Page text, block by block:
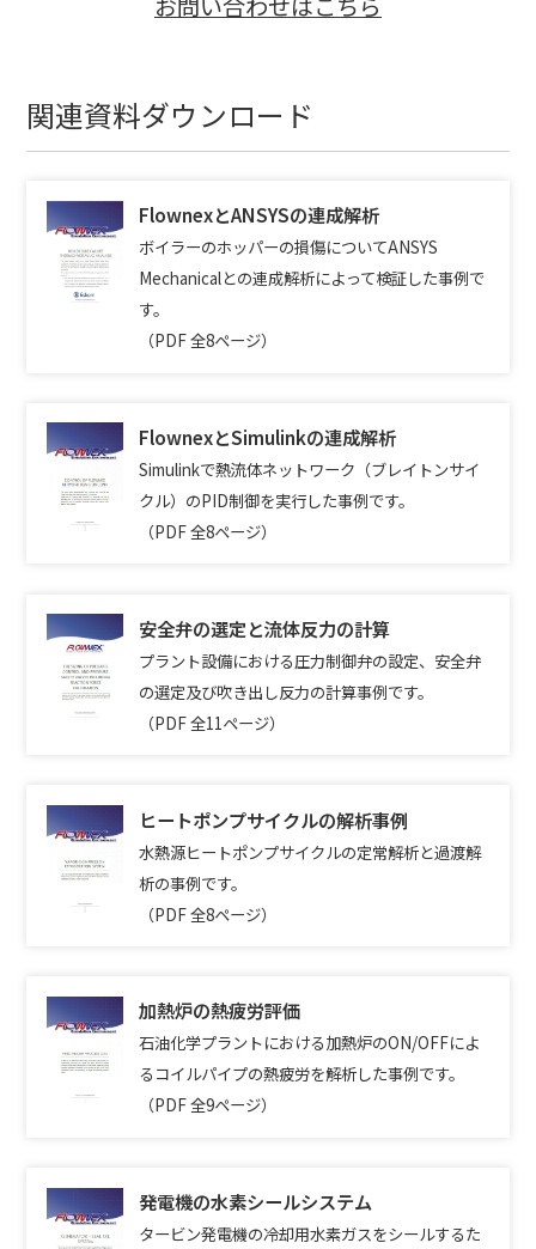
関連資料ダウンロード
FlownexとANSYSの連成解析
ボイラーのホッパーの損傷についてANSYS
Mechanicalとの連成解析によって検証した事例で
す。
（PDF 全8ページ）
FlownexとSimulinkの連成解析
Simulinkで熱流体ネットワーク（ブレイトンサイ
クル）のPID制御を実行した事例です。
（PDF 全8ページ）
安全弁の選定と流体反力の計算
プラント設備における圧力制御弁の設定、安全弁
の選定及び吹き出し反力の計算事例です。
（PDF 全11ページ）
ヒートポンプサイクルの解析事例
水熱源ヒートポンプサイクルの定常解析と過渡解
析の事例です。
（PDF 全8ページ）
加熱炉の熱疲労評価
石油化学プラントにおける加熱炉のON/OFFによ
るコイルパイプの熱疲労を解析した事例です。
（PDF 全9ページ）
発電機の水素シールシステム
タービン発電機の冷却用水素ガスをシールするた